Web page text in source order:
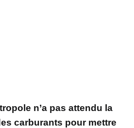
n’a pas attendu la
carburants pour mettre